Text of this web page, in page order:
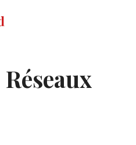
Réseaux